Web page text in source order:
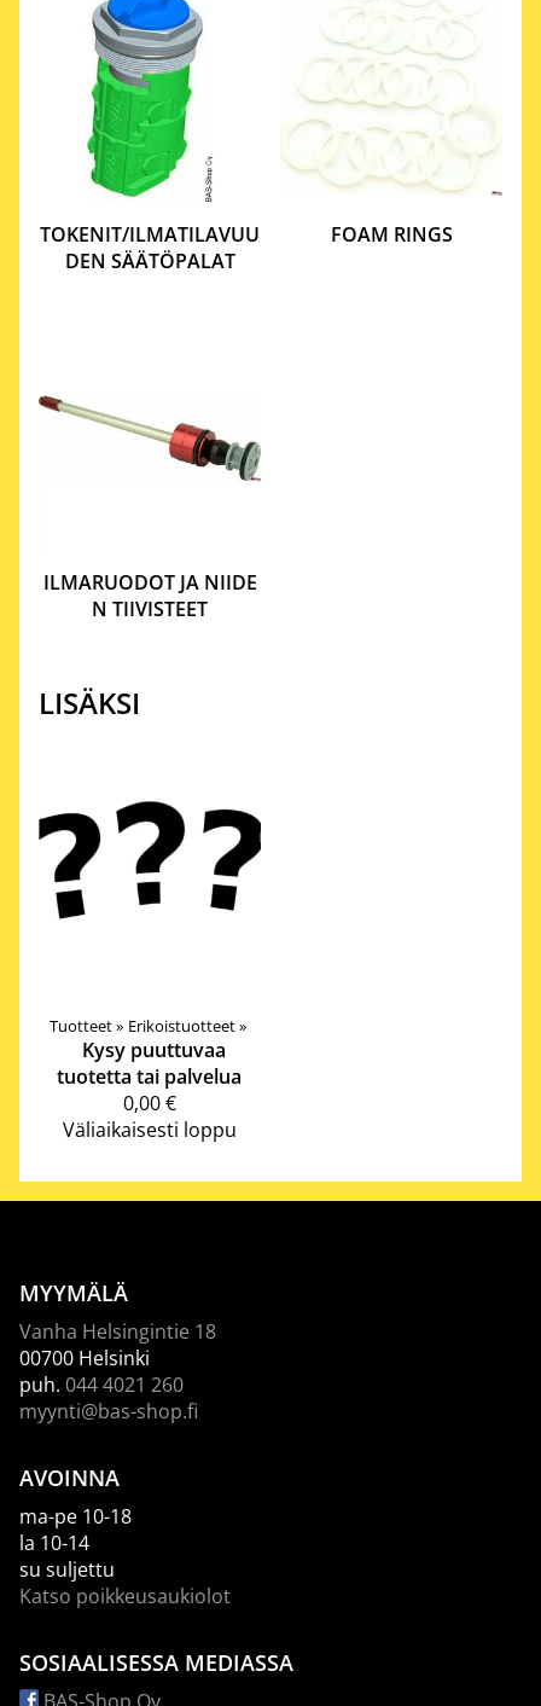
TOKENIT/ILMATILAVUU
DEN SÄÄTÖPALAT
FOAM RINGS
ILMARUODOT JA NIIDE
N TIIVISTEET
LISÄKSI
Tuotteet‪» Erikoistuotteet‪»
Kysy puuttuvaa
tuotetta tai palvelua
0,00 €
Väliaikaisesti loppu
MYYMÄLÄ
Vanha Helsingintie 18
00700 Helsinki
puh. 044 4021 260
myynti@bas-shop.fi
AVOINNA
ma-pe 10-18
la 10-14
su suljettu
Katso poikkeusaukiolot
SOSIAALISESSA MEDIASSA